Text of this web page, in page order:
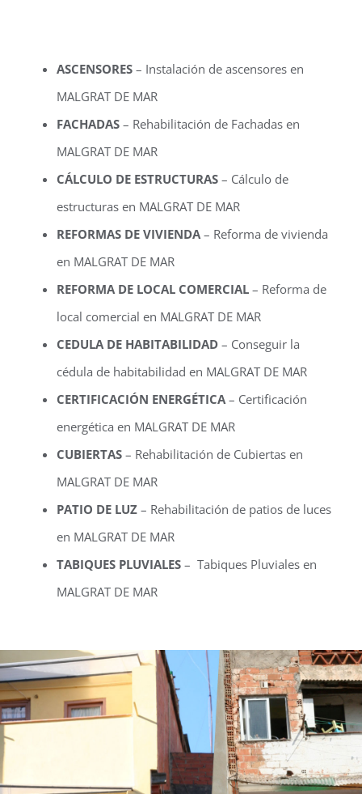
ASCENSORES – Instalación de ascensores en
MALGRAT DE MAR
FACHADAS – Rehabilitación de Fachadas en
MALGRAT DE MAR
CÁLCULO DE ESTRUCTURAS – Cálculo de
estructuras en MALGRAT DE MAR
REFORMAS DE VIVIENDA – Reforma de vivienda
en MALGRAT DE MAR
REFORMA DE LOCAL COMERCIAL – Reforma de
local comercial en MALGRAT DE MAR
CEDULA DE HABITABILIDAD – Conseguir la
cédula de habitabilidad en MALGRAT DE MAR
CERTIFICACIÓN ENERGÉTICA – Certificación
energética en MALGRAT DE MAR
CUBIERTAS – Rehabilitación de Cubiertas en
MALGRAT DE MAR
PATIO DE LUZ – Rehabilitación de patios de luces
en MALGRAT DE MAR
TABIQUES PLUVIALES – Tabiques Pluviales en
MALGRAT DE MAR